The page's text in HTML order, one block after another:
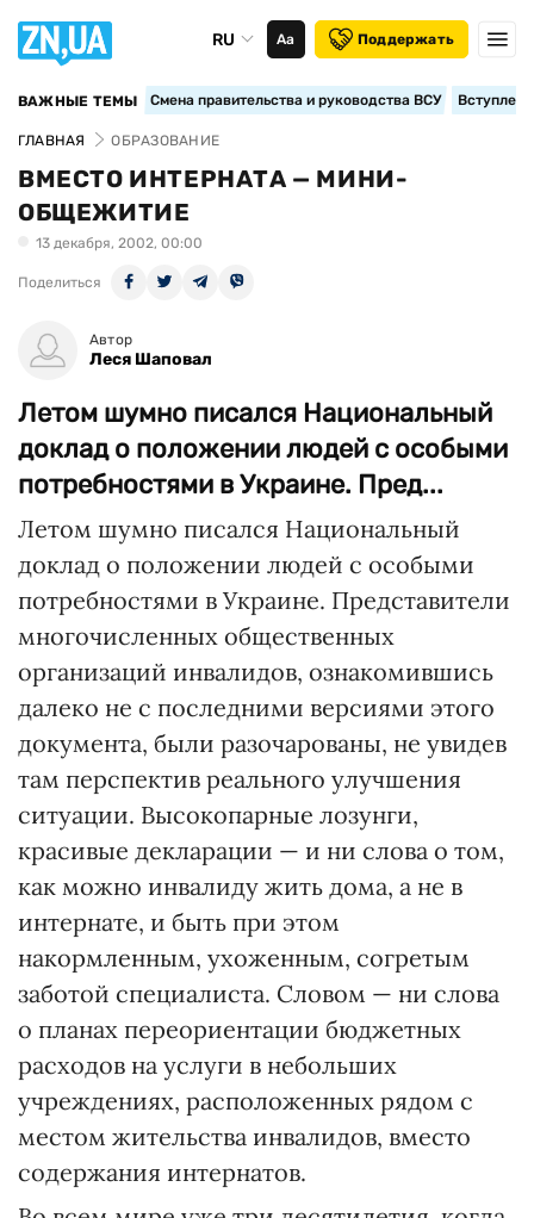
RU Аа Поддержать
ВАЖНЫЕ ТЕМЫ Смена правительства и руководства ВСУ
ГЛАВНАЯ ОБРАЗОВАНИЕ
ВМЕСТО ИНТЕРНАТА — МИНИ-
ОБЩЕЖИТИЕ
13 декабря, 2002, 00:00
Поделиться
Автор
Леся Шаповал
Летом шумно писался Национальный
доклад о положении людей с особыми
потребностями в Украине. Пред...
Летом шумно писался Национальный
доклад о положении людей с особыми
потребностями в Украине. Представители
многочисленных общественных
организаций инвалидов, ознакомившись
далеко не с последними версиями этого
документа, были разочарованы, не увидев
там перспектив реального улучшения
ситуации. Высокопарные лозунги,
красивые декларации — и ни слова о том,
как можно инвалиду жить дома, а не в
интернате, и быть при этом
накормленным, ухоженным, согретым
заботой специалиста. Словом — ни слова
о планах переориентации бюджетных
расходов на услуги в небольших
учреждениях, расположенных рядом с
местом жительства инвалидов, вместо
содержания интернатов.